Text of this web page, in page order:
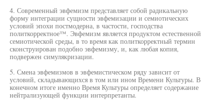
4. Современный эвфемизм представляет собой радикальную
форму интеграции сущности эвфемизации и семиотических
условий эпохи постмодерна, в частости, господства
политкорректное™. Эвфемизм является продуктом естественной
семиотической среды, в то время как политкорректный термин
сконструирован подобно эвфемизму, и, как любая копия,
подвержен симулякризации.
5. Смена эвфемизмов в эвфемистическом ряду зависит от
условий, складывающихся в том или ином Времени Культуры. В
конечном итоге именно Время Культуры определяет содержание
нейтрализующей функции интерпретанты.